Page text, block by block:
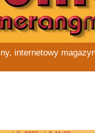
internetowy